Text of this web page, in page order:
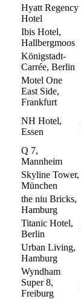
Hyatt Regency
Hotel
Ibis Hotel,
Hallbergmoos
Königstadt-
Carrée, Berlin
Motel One
East Side,
Frankfurt
NH Hotel,
Essen
Q 7,
Mannheim
Skyline Tower,
München
the niu Bricks,
Hamburg
Titanic Hotel,
Berlin
Urban Living,
Hamburg
Wyndham
Super 8,
Freiburg